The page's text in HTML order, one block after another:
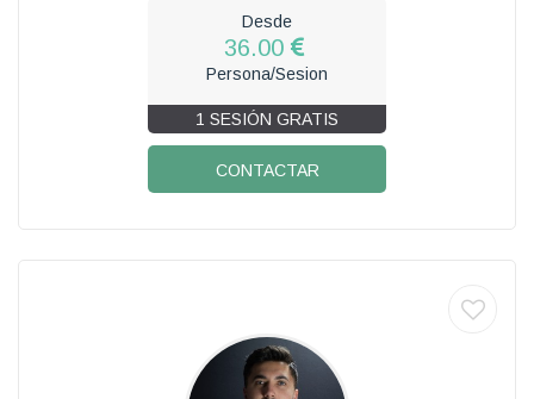
Desde
36.00
Persona/Sesion
1 SESIÓN GRATIS
CONTACTAR